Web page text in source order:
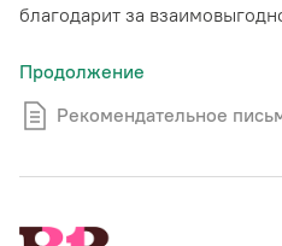
благодарит за
Продолжение
Рекомендательное